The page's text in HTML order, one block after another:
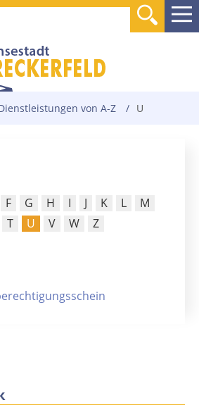
von A-Z / U
F G H I J K L
M
T U V W Z